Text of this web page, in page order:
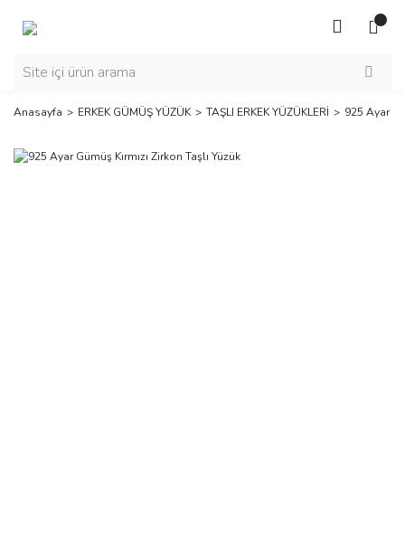
Anasayfa ERKEK GÜMÜŞ YÜZÜK TAŞLI ERKEK YÜZÜKLERİ 925 Ayar